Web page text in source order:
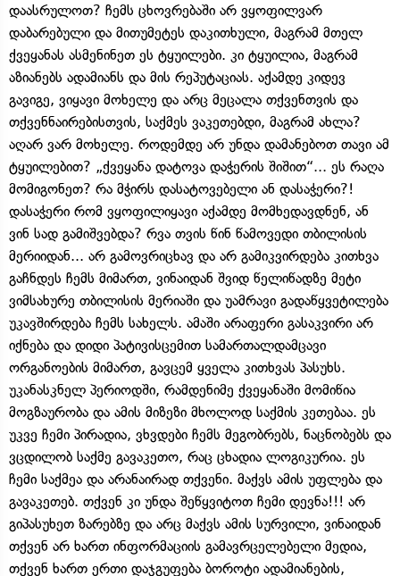
დაასრულოთ? ჩემს ცხოვრებაში არ ვყოფილვარ
დაბარებული და მითუმეტეს დაკითხული, მაგრამ მთელ
ქვეყანას ასმენინეთ ეს ტყუილები. კი ტყუილია, მაგრამ
აზიანებს ადამიანს და მის რეპუტაციას. აქამდე კიდევ
გავიგე, ვიყავი მოხელე და არც მეცალა თქვენთვის და
თქვენნაირებისთვის, საქმეს ვაკეთებდი, მაგრამ ახლა?
აღარ ვარ მოხელე. როდემდე არ უნდა დამანებოთ თავი ამ
ტყუილებით? „ქვეყანა დატოვა დაჭერის შიშით“... ეს რაღა
მომიგონეთ? რა მჭირს დასატოვებელი ან დასაჭერი?!
დასაჭერი რომ ვყოფილიყავი აქამდე მომხედავდნენ, ან
ვინ სად გამიშვებდა? რვა თვის წინ წამოვედი თბილისის
მერიიდან... არ გამოვრიცხავ და არ გამიკვირდება კითხვა
გაჩნდეს ჩემს მიმართ, ვინაიდან შვიდ წელიწადზე მეტი
ვიმსახურე თბილისის მერიაში და უამრავი გადაწყვეტილება
უკავშირდება ჩემს სახელს. ამაში არაფერი გასაკვირი არ
იქნება და დიდი პატივისცემით სამართალდამცავი
ორგანოების მიმართ, გავცემ ყველა კითხვას პასუხს.
უკანასკნელ პერიოდში, რამდენიმე ქვეყანაში მომიწია
მოგზაურობა და ამის მიზეზი მხოლოდ საქმის კეთებაა. ეს
უკვე ჩემი პირადია, ვხვდები ჩემს მეგობრებს, ნაცნობებს და
ვცდილობ საქმე გავაკეთო, რაც ცხადია ლოგიკურია. ეს
ჩემი საქმეა და არანაირად თქვენი. მაქვს ამის უფლება და
გავაკეთებ. თქვენ კი უნდა შეწყვიტოთ ჩემი დევნა!!! არ
გიპასუხეთ ზარებზე და არც მაქვს ამის სურვილი, ვინაიდან
თქვენ არ ხართ ინფორმაციის გამავრცელებელი მედია,
თქვენ ხართ ერთი დაჯგუფება ბოროტი ადამიანების,